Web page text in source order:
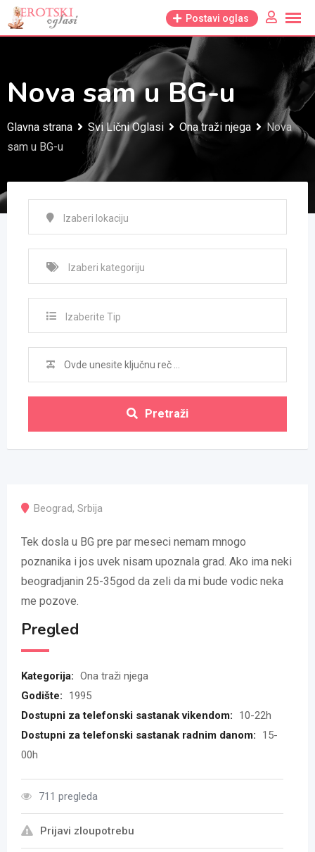
Skip
to
Postavi oglas
Nova sam u BG-u
Glavna strana Svi Lični Oglasi Ona traži njega
Nova
sam u BG-u
Izaberite Tip
Pretraži
Beograd, Srbija
Tek dosla u BG pre par meseci nemam mnogo
poznanika i jos uvek nisam upoznala grad. Ako ima neki
beogradjanin 25-35god da zeli da mi bude vodic neka
me pozove.
Pregled
Kategorija: Ona traži njega
Godište:
1995
Dostupni za telefonski sastanak vikendom:
10-22h
Dostupni za telefonski sastanak radnim danom:
15-
00h
711 pregleda
Prijavi zloupotrebu